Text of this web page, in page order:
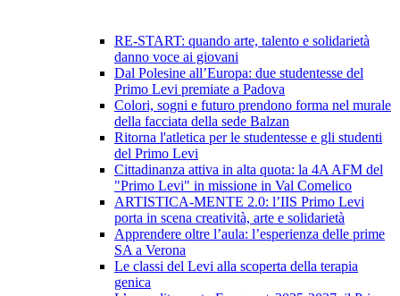
RE-START: quando arte, talento e solidarietà
danno voce ai giovani
Dal Polesine all’Europa: due studentesse del
Primo Levi premiate a Padova
Colori, sogni e futuro prendono forma nel murale
della facciata della sede Balzan
Ritorna l'atletica per le studentesse e gli studenti
del Primo Levi
Cittadinanza attiva in alta quota: la 4A AFM del
"Primo Levi" in missione in Val Comelico
ARTISTICA-MENTE 2.0: l’IIS Primo Levi
porta in scena creatività, arte e solidarietà
Apprendere oltre l’aula: l’esperienza delle prime
SA a Verona
Le classi del Levi alla scoperta della terapia
genica